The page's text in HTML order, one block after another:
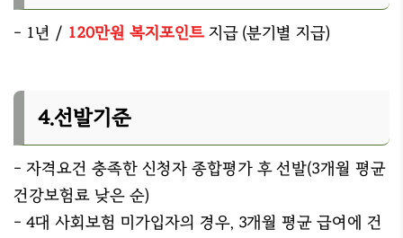
- 1년 / 120만원 복지포인트지급 (분기별 지급)
4.선발기준
- 자격요건 충족한 신청자 종합평가 후 선발(3개월 평균
건강보험료 낮은 순)
- 4대 사회보험 미가입자의 경우, 3개월 평균 급여에 건